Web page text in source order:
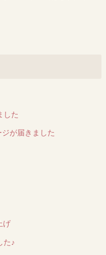
した
が届きました
げ
た♪